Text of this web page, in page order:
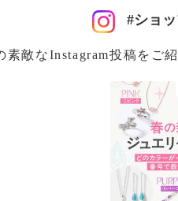
#ショ
素敵なInstagram投稿をご